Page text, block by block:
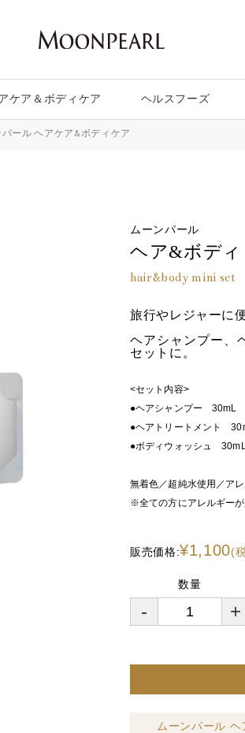
ケア＆ボディケア ヘルスフーズ
パール ヘアケア&ボディケア
ムーンパール
ヘア&ボディ
hair&body mini set
旅行やレジャーに
ヘアシャンプー、
セットに。
<セット内容>
●ヘアシャンプー 30mL
●ヘアトリートメント
●ボディウォッシュ
無着色／超純水使用／ア
※全ての方にアレルギーが
販売価格:¥1,100(
数量
- +
ムーンパール